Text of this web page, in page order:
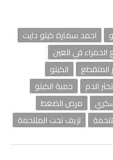
احمد سمارة كيتو دايت
الحمراء في العين
المتقطع
الكيتو
تخثر الدم
حمية الكيتو
مرض الضغط
نزيف تحت الملتحمة